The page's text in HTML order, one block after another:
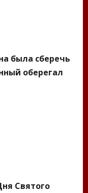
была сберечь
оберегал
Святого